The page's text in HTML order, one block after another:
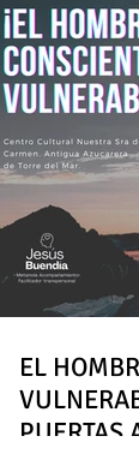
EL
PUERTAS